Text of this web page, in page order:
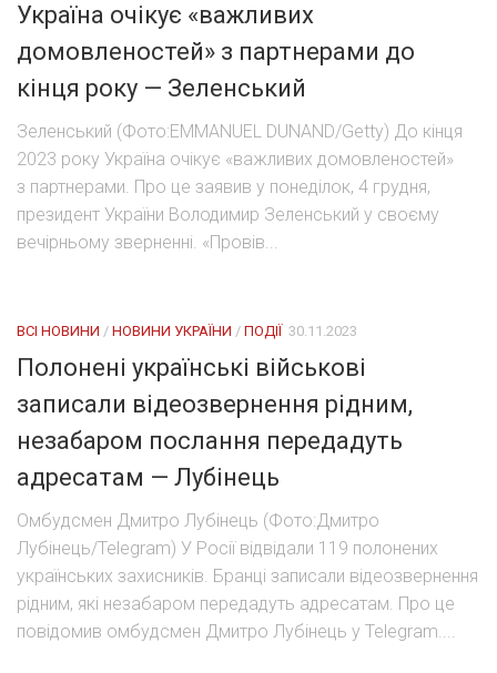
Україна очікує «важливих
домовленостей» з партнерами до
кінця року — Зеленський
Зеленський (Фото:EMMANUEL DUNAND/Getty) До кінця
2023 року Україна очікує «важливих домовленостей»
з партнерами. Про це заявив у понеділок, 4 грудня,
президент України Володимир Зеленський у своєму
вечірньому зверненні. «Провів...
ВСІ НОВИНИ / НОВИНИ УКРАЇНИ / ПОДІЇ 30.11.2023
Полонені українські військові
записали відеозвернення рідним,
незабаром послання передадуть
адресатам — Лубінець
Омбудсмен Дмитро Лубінець (Фото:Дмитро
Лубінець/Telegram) У Росії відвідали 119 полонених
українських захисників. Бранці записали відеозвернення
рідним, які незабаром передадуть адресатам. Про це
повідомив омбудсмен Дмитро Лубінець у Telegram....